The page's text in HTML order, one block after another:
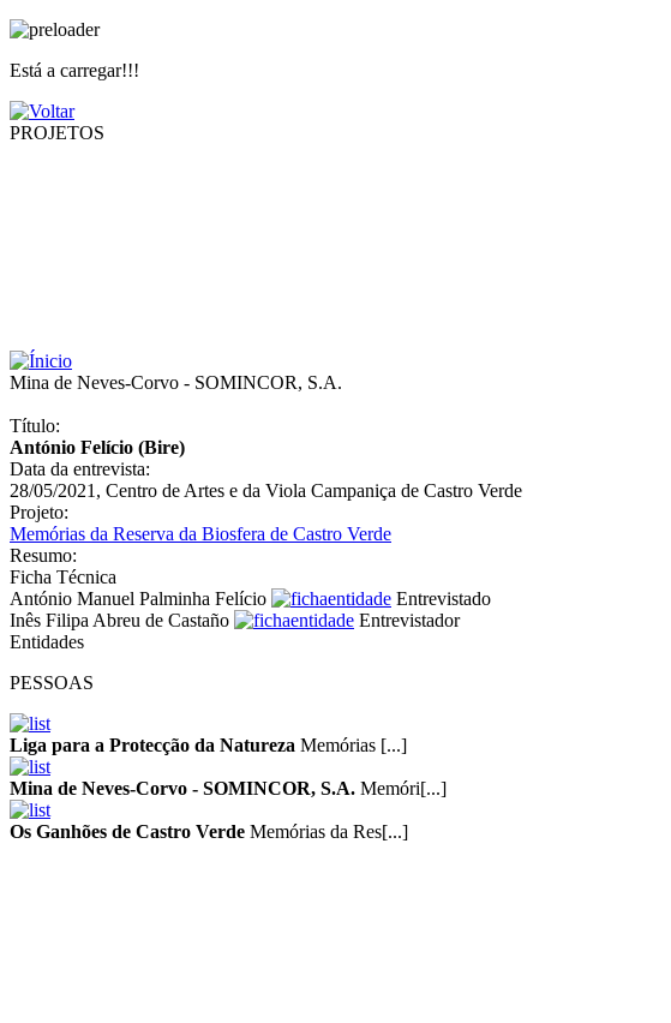
Está a carregar!!!
PROJETOS
Mina de Neves-Corvo - SOMINCOR, S.A.
Título:
António Felício (Bire)
Data da entrevista:
28/05/2021, Centro de Artes e da Viola Campaniça de Castro Verde
Projeto:
Memórias da Reserva da Biosfera de Castro Verde
Resumo:
Ficha Técnica
António Manuel Palminha Felício
Entrevistado
Inês Filipa Abreu de Castaño
Entrevistador
Entidades
PESSOAS
Liga para a Protecção da Natureza Memórias [...]
Mina de Neves-Corvo - SOMINCOR, S.A. Memóri[...]
Os Ganhões de Castro Verde Memórias da Res[...]